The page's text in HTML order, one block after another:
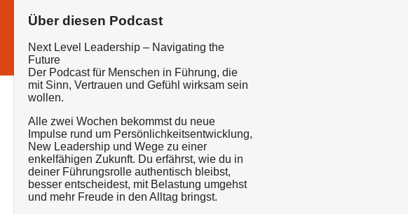
Über diesen Podcast
Next Level Leadership – Navigating the
Future
Der Podcast für Menschen in Führung, die
mit Sinn, Vertrauen und Gefühl wirksam sein
wollen.
Alle zwei Wochen bekommst du neue
Impulse rund um Persönlichkeitsentwicklung,
New Leadership und Wege zu einer
enkelfähigen Zukunft. Du erfährst, wie du in
deiner Führungsrolle authentisch bleibst,
besser entscheidest, mit Belastung umgehst
und mehr Freude in den Alltag bringst.